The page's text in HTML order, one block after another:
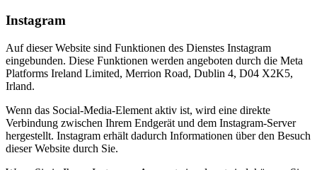
Instagram
Auf dieser Website sind Funktionen des Dienstes Instagram
eingebunden. Diese Funktionen werden angeboten durch die Meta
Platforms Ireland Limited, Merrion Road, Dublin 4, D04 X2K5,
Irland.
Wenn das Social-Media-Element aktiv ist, wird eine direkte
Verbindung zwischen Ihrem Endgerät und dem Instagram-Server
hergestellt. Instagram erhält dadurch Informationen über den Besuch
dieser Website durch Sie.